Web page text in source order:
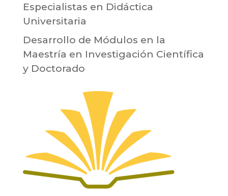
Especialistas en Didáctica
Universitaria
Desarrollo de Módulos en la
Maestría en Investigación Científica
y Doctorado